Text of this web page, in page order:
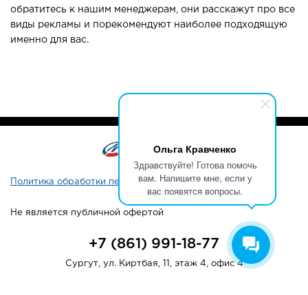
Ольга Кравченко
Здравствуйте! Готова помочь
вам. Напишите мне, если у
вас появятся вопросы.
обратитесь к нашим менеджерам, они расскажут про все
виды рекламы и порекомендуют наиболее подходящую
именно для вас.
Политика обработки персональных данных
Не является публичной офертой
+7 (861) 991-18-77
Сургут, ул. Киртбая, 11, этаж 4, офис 4